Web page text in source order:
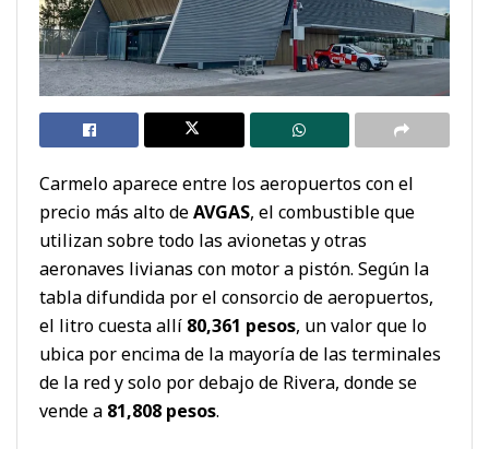
Carmelo aparece entre los aeropuertos con el
precio más alto deAVGAS, el combustible que
utilizan sobre todo las avionetas y otras
aeronaves livianas con motor a pistón. Según la
tabla difundida por el consorcio de aeropuertos,
el litro cuesta allí 80,361 pesos, un valor que lo
ubica por encima de la mayoría de las terminales
de la red y solo por debajo de Rivera, donde se
vende a 81,808 pesos.